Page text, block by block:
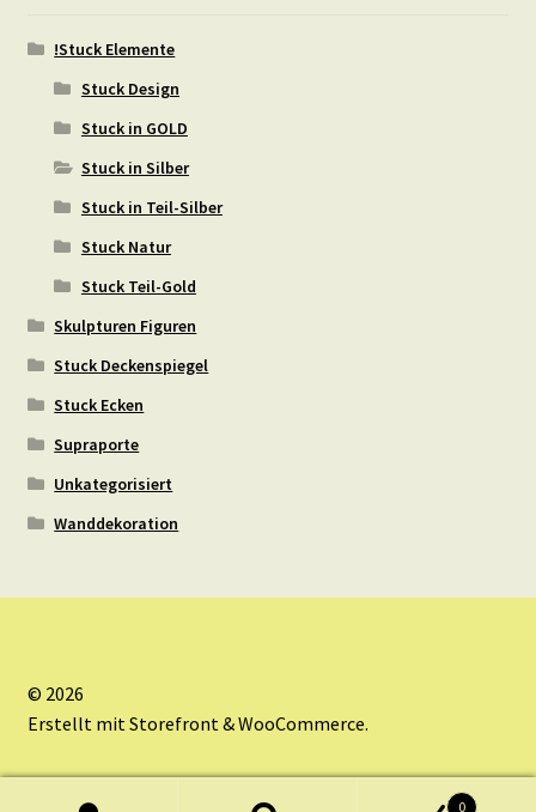
!Stuck Elemente
Stuck Design
Stuck in GOLD
Stuck in Silber
Stuck in Teil-Silber
Stuck Natur
Stuck Teil-Gold
Skulpturen Figuren
Stuck Deckenspiegel
Stuck Ecken
Supraporte
Unkategorisiert
Wanddekoration
© 2026
Erstellt mit Storefront & WooCommerce.
0